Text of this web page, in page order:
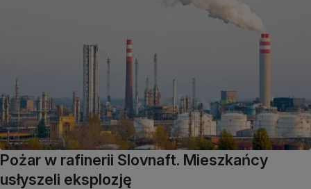
Pożar w rafinerii Slovnaft. Mieszkańcy
usłyszeli eksplozję